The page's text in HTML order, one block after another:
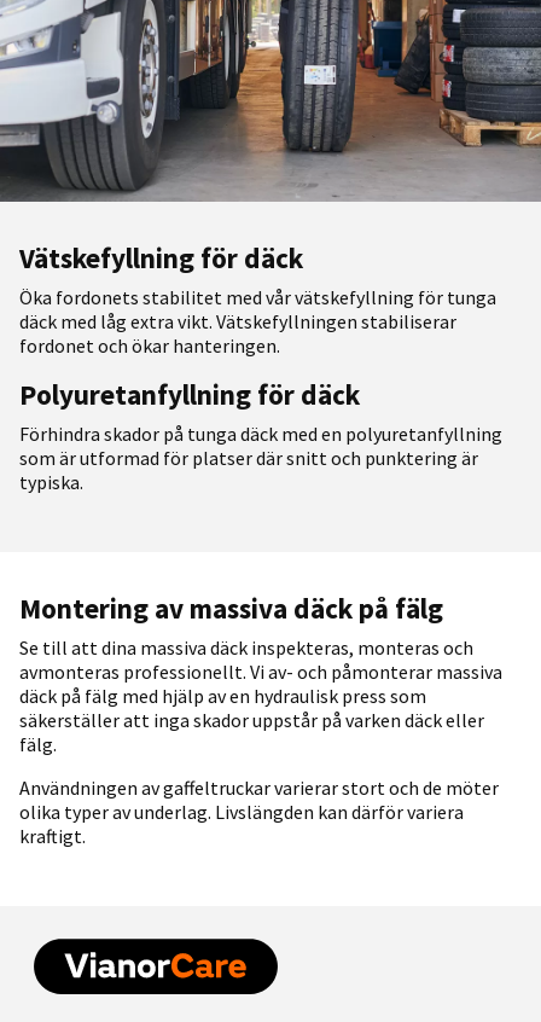
Vätskefyllning för däck
Öka fordonets stabilitet med vår vätskefyllning för tunga
däck med låg extra vikt. Vätskefyllningen stabiliserar
fordonet och ökar hanteringen.
Polyuretanfyllning för däck
Förhindra skador på tunga däck med en polyuretanfyllning
som är utformad för platser där snitt och punktering är
typiska.
Montering av massiva däck på fälg
Se till att dina massiva däck inspekteras, monteras och
avmonteras professionellt. Vi av- och påmonterar massiva
däck på fälg med hjälp av en hydraulisk press som
säkerställer att inga skador uppstår på varken däck eller
fälg.
Användningen av gaffeltruckar varierar stort och de möter
olika typer av underlag. Livslängden kan därför variera
kraftigt.